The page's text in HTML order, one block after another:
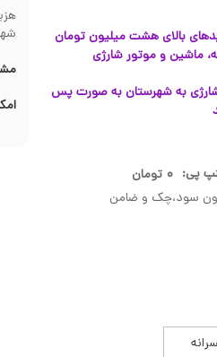
بالای هشت میلیون تومان
ماشین و موتور شارژی
به شهرستان به صورت پس
پی: ۰ تومان